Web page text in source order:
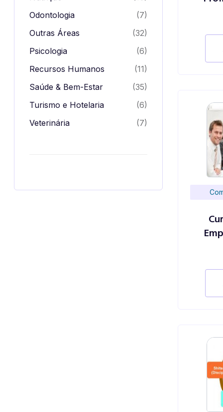
Odontologia
(7)
Outras Áreas
(32)
Psicologia
(6)
Recursos Humanos
(11)
Saúde & Bem-Estar
(35)
Turismo e Hotelaria
(6)
Veterinária
(7)